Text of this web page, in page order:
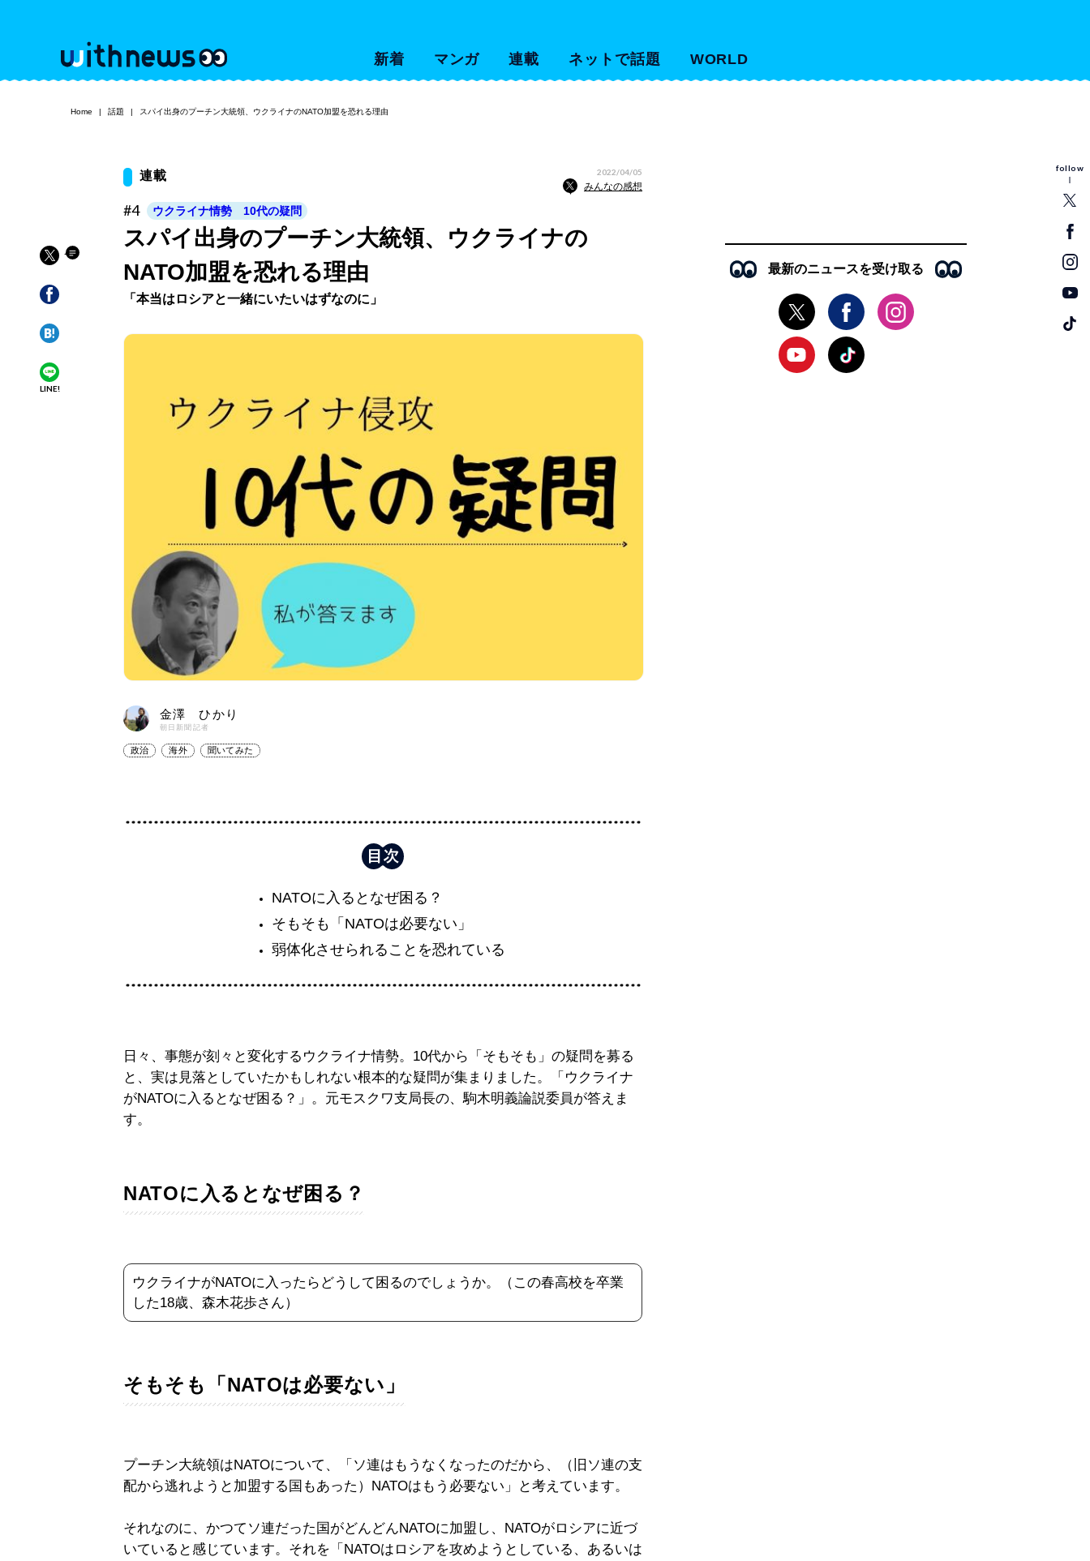
新着 マンガ 連載 ネットで話題 WORLD
follow
Home 話題 スパイ出身のプーチン大統領、ウクライナのNATO加盟を恐れる理由
LINE!
連載 2022/04/05
みんなの感想
#4 ウクライナ情勢 10代の疑問
スパイ出身のプーチン大統領、ウクライナの
NATO加盟を恐れる理由
「本当はロシアと一緒にいたいはずなのに」
金澤 ひかり
朝日新聞記者
政治 海外 聞いてみた
NATOに入るとなぜ困る？
そもそも「NATOは必要ない」
弱体化させられることを恐れている
日々、事態が刻々と変化するウクライナ情勢。10代から「そもそも」の疑問を募る
と、実は見落としていたかもしれない根本的な疑問が集まりました。「ウクライナ
がNATOに入るとなぜ困る？」。元モスクワ支局長の、駒木明義論説委員が答えま
す。
NATOに入るとなぜ困る？
ウクライナがNATOに入ったらどうして困るのでしょうか。（この春高校を卒業
した18歳、森木花歩さん）
そもそも「NATOは必要ない」
プーチン大統領はNATOについて、「ソ連はもうなくなったのだから、（旧ソ連の支
配から逃れようと加盟する国もあった）NATOはもう必要ない」と考えています。
それなのに、かつてソ連だった国がどんどんNATOに加盟し、NATOがロシアに近づ
いていると感じています。それを「NATOはロシアを攻めようとしている、あるいは
最新のニュースを受け取る